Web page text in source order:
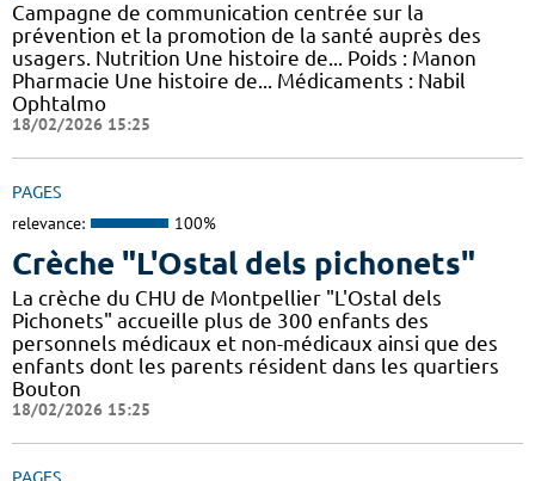
Campagne de communication centrée sur la
prévention et la promotion de la santé auprès des
usagers. Nutrition Une histoire de... Poids : Manon
Pharmacie Une histoire de... Médicaments : Nabil
Ophtalmo
18/02/2026 15:25
PAGES
relevance: 100%
Crèche "L'Ostal dels pichonets"
La crèche du CHU de Montpellier "L'Ostal dels
Pichonets" accueille plus de 300 enfants des
personnels médicaux et non-médicaux ainsi que des
enfants dont les parents résident dans les quartiers
Bouton
18/02/2026 15:25
PAGES